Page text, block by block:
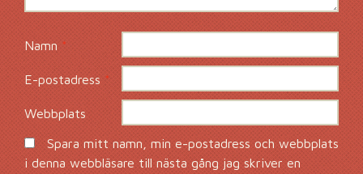
Namn *
E-postadress *
Webbplats
Spara mitt namn, min e-postadress och webbplats
i denna webbläsare till nästa gång jag skriver en